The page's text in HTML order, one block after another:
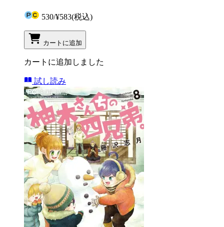
530/¥583(税込)
カートに追加
カートに追加しました
試し読み